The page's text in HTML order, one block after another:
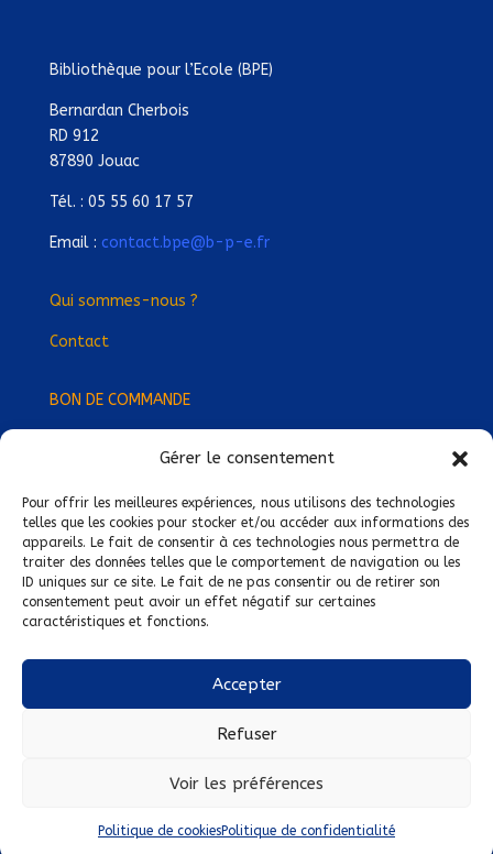
Gérer le consentement
Pour offrir les meilleures expériences, nous utilisons des technologies
telles que les cookies pour stocker et/ou accéder aux informations des
appareils. Le fait de consentir à ces technologies nous permettra de
traiter des données telles que le comportement de navigation ou les
ID uniques sur ce site. Le fait de ne pas consentir ou de retirer son
consentement peut avoir un effet négatif sur certaines
caractéristiques et fonctions.
Accepter
Refuser
Voir les préférences
Politique de cookiesPolitique de confidentialité
Bibliothèque pour l’Ecole (BPE)
Bernardan Cherbois
RD 912
87890 Jouac
Tél. : 05 55 60 17 57
Email : contact.bpe@b-p-e.fr
Qui sommes-nous ?
Contact
BON DE COMMANDE
Devenez Délégué·e Régional·e !
Trouvez-nous près de chez vous !
Mentions légales
Conditions générales de vente
Politique de confidentialité